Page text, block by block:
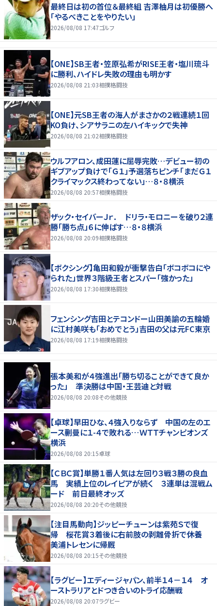
最終日は初の首位＆最終組 吉澤柚月は初優勝へ
「やるべきことをやりたい」
2026/08/08 17:47ゴルフ
【ONE】SB王者・笠原弘希がRISE王者・塩川琉斗
に勝利、ハイドレ失敗の理由も明かす
2026/08/08 21:03相撲格闘技
【ONE】元SB王者の海人がまさかの２戦連続１回
KO負け、シアサラニの左ハイキックで失神
2026/08/08 21:02相撲格闘技
ウルフアロン、成田蓮に屈辱完敗…デビュー初の
ギブアップ負けで「Ｇ１」予選落ちピンチ「まだＧ１
クライマックス終わってない」…８・８横浜
2026/08/08 20:57相撲格闘技
ザック・セイバーＪｒ． ドリラ・モロニーを破り２連
勝「勝ち点」６に伸ばす…８・８横浜
2026/08/08 20:09相撲格闘技
【ボクシング】亀田和毅が衝撃告白「ボコボコにや
られた」世界３階級王者とスパー「強かった」
2026/08/08 17:30相撲格闘技
フェンシング吉田とテコンドー山田美諭の五輪婚
に江村美咲も「おめでとう」吉田の父は元FC東京
2026/08/08 17:19相撲格闘技
張本美和が４強進出「勝ち切ることができて良か
った」 準決勝は中国・王芸迪と対戦
2026/08/08 20:08その他競技
【卓球】早田ひな、４強入りならず 中国の左のエ
ース蒯曼に１-４で敗れる…ＷＴＴチャンピオンズ
横浜
2026/08/08 20:15卓球
【ＣＢＣ賞】単勝１番人気は左回り３戦３勝の良血
馬 実績上位のレイピアが続く ３連単は混戦ム
ード 前日最終オッズ
2026/08/08 20:20その他競技
【注目馬動向】ジッピーチューンは紫苑Ｓで復
帰 桜花賞３着後に右前肢の剥離骨折で休養
美浦トレセンに帰厩
2026/08/08 20:15その他競技
【ラグビー】エディージャパン、前半１４－１４ オ
ーストラリアとドつき合いのトライ応酬戦
2026/08/08 20:07ラグビー